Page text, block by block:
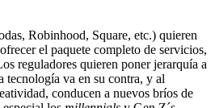
Robinhood, Square, etc.) quieren
el paquete completo de servicios,
reguladores quieren poner jerarquía a
tecnología va en su contra, y al
conducen a nuevos bríos de